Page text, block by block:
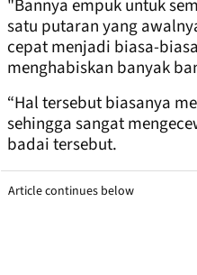
"Bannya empuk untuk
satu putaran yang
cepat menjadi biasa-
menghabiskan banyak
“Hal tersebut biasanya
sehingga sangat
badai tersebut.
Article continues below